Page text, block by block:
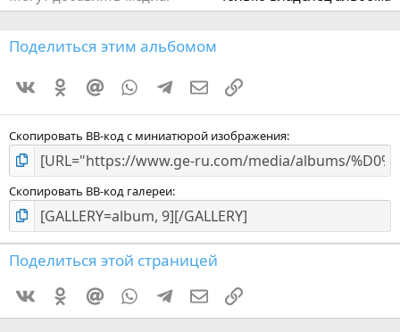
Поделиться этим альбомом
VkontakteOdnoklassniki
Mail.ruWhatsAppTelegramЭлектронная почта
Ссылка
Скопировать BB-код с миниатюрой изображения
Скопировать BB-код галереи
Поделиться этой страницей
VkontakteOdnoklassniki
Mail.ruWhatsAppTelegramЭлектронная почта
Ссылка